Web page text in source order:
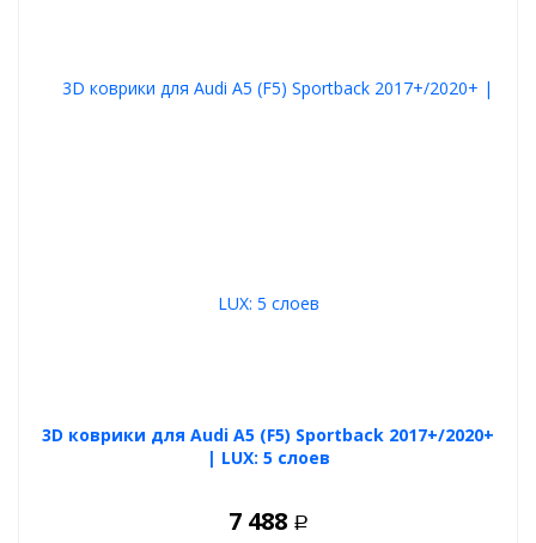
3D коврики для Audi A5 (F5) Sportback 2017+/2020+
| LUX: 5 слоев
7 488 Р